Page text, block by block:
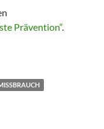
Prävention“.